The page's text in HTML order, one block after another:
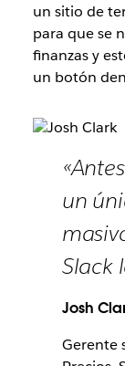
un sitio de
para que se
finanzas y
un botón
un
Slack
Josh
Gerente